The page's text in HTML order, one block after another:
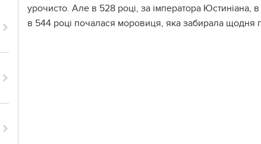
урочисто. Але в 528 році, за імператора Юстиніана, в
в 544 році почалася моровиця, яка забирала щодня